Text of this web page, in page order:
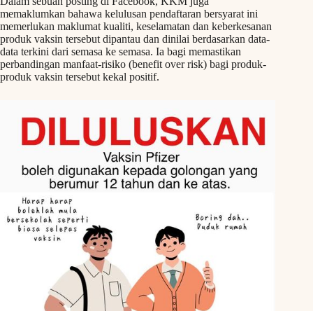
memaklumkan bahawa kelulusan pendaftaran bersyarat ini
memerlukan maklumat kualiti, keselamatan dan keberkesanan
produk vaksin tersebut dipantau dan dinilai berdasarkan data-
data terkini dari semasa ke semasa. Ia bagi memastikan
perbandingan manfaat-risiko (benefit over risk) bagi produk-
produk vaksin tersebut kekal positif.